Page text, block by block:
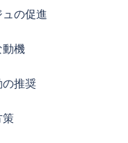
の促進
機
推奨